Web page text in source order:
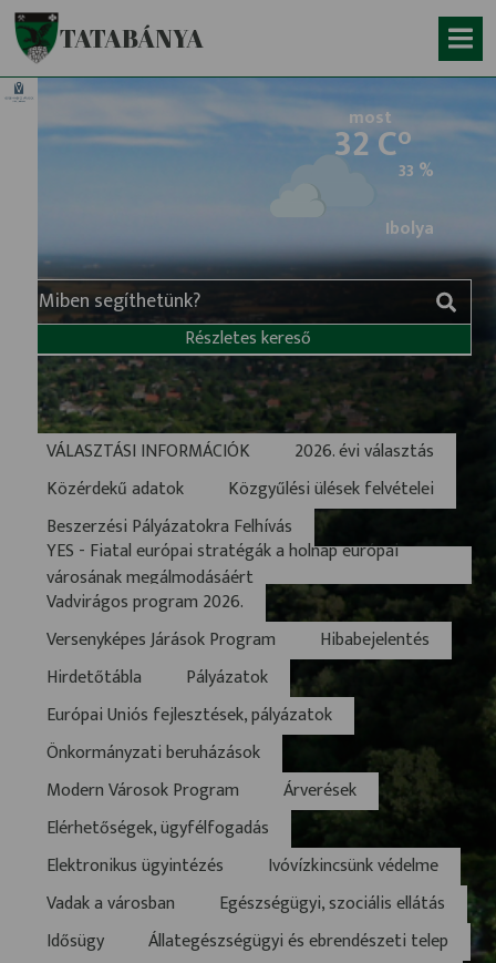
Ugrás a fő tartalomhoz
TATABÁNYA
most
32 C°33 %
Ibolya
Részletes kereső
VÁLASZTÁSI INFORMÁCIÓK
2026. évi választás
Közérdekű adatok
Közgyűlési ülések felvételei
Beszerzési Pályázatokra Felhívás
YES - Fiatal európai stratégák a holnap európai
városának megálmodásáért
Vadvirágos program 2026.
Versenyképes Járások Program
Hibabejelentés
Hirdetőtábla
Pályázatok
Európai Uniós fejlesztések, pályázatok
Önkormányzati beruházások
Modern Városok Program
Árverések
Elérhetőségek, ügyfélfogadás
Elektronikus ügyintézés
Ivóvízkincsünk védelme
Vadak a városban
Egészségügyi, szociális ellátás
Idősügy
Állategészségügyi és ebrendészeti telep